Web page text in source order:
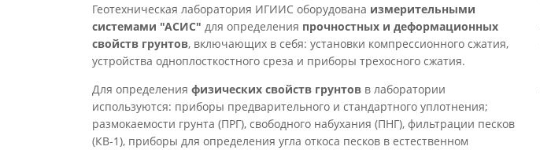
Геотехническая лаборатория ИГИИС оборудована измерительными
системами "АСИС" для определения прочностных и деформационных
свойств грунтов, включающих в себя: установки компрессионного сжатия,
устройства одноплосткостного среза и приборы трехосного сжатия.
Для определения физических свойств грунтов в лаборатории
используются: приборы предварительного и стандартного уплотнения;
размокаемости грунта (ПРГ), свободного набухания (ПНГ), фильтрации песков
(КВ-1), приборы для определения угла откоса песков в естественном